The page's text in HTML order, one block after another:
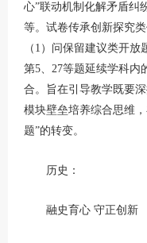
心”联动机制化解矛盾纠
等。试卷传承创新探究
（1）问保留建议类开放
第5、27等题延续学科内
合。旨在引导教学既要
模块壁垒培养综合思维
题”的转变。
历史：
融史育心 守正创新